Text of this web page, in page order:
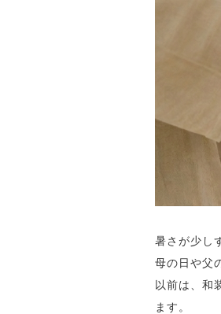
暑さが少し
母の日や父
以前は、和
ます。